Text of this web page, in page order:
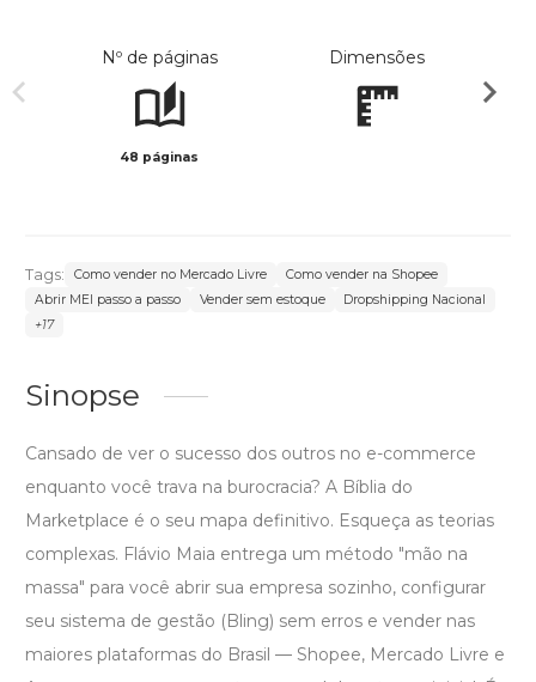
Nº de páginas
48 páginas
Dimensões
Tags: Como vender no Mercado Livre
Como vender na Shopee
Abrir MEI passo a passo
Vender sem estoque
Dropshipping Nacional
+17
Sinopse
Cansado de ver o sucesso dos outros no e-commerce
enquanto você trava na burocracia? A Bíblia do
Marketplace é o seu mapa definitivo. Esqueça as teorias
complexas. Flávio Maia entrega um método "mão na
massa" para você abrir sua empresa sozinho, configurar
seu sistema de gestão (Bling) sem erros e vender nas
maiores plataformas do Brasil — Shopee, Mercado Livre e